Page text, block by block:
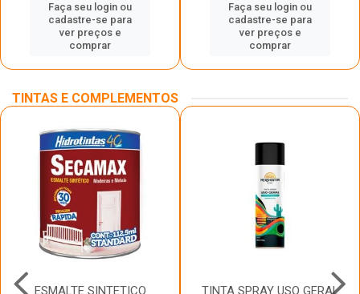
Faça seu login ou
cadastre-se para
ver preços e
comprar
Faça seu login ou
cadastre-se para
ver preços e
comprar
TINTAS E COMPLEMENTOS
ESMALTE SINTETICO TINTA SPRAY USO GERAL